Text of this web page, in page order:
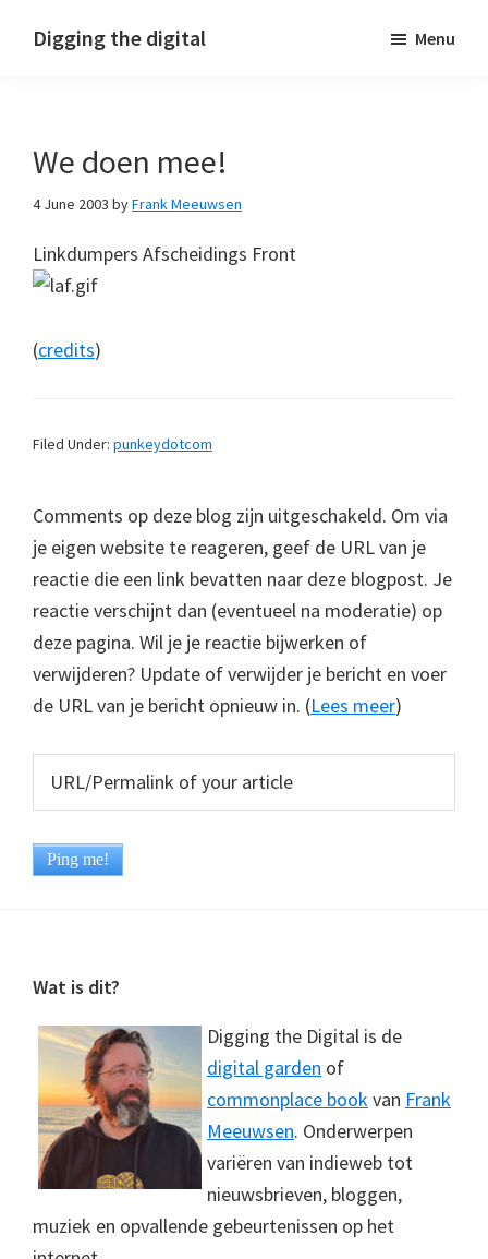
Digging the digital Menu
We doen mee!
4 June 2003 byFrank Meeuwsen
Linkdumpers Afscheidings Front
(credits)
Filed Under: punkeydotcom
Comments op deze blog zijn uitgeschakeld. Om via
je eigen website te reageren, geef de URL van je
reactie die een link bevatten naar deze blogpost. Je
reactie verschijnt dan (eventueel na moderatie) op
deze pagina. Wil je je reactie bijwerken of
verwijderen? Update of verwijder je bericht en voer
de URL van je bericht opnieuw in. (Lees meer)
Footer
Wat is dit?
Digging the Digital is de
digital garden of
commonplace bookvan Frank
Meeuwsen. Onderwerpen
variëren van indieweb tot
nieuwsbrieven, bloggen,
muziek en opvallende gebeurtenissen op het